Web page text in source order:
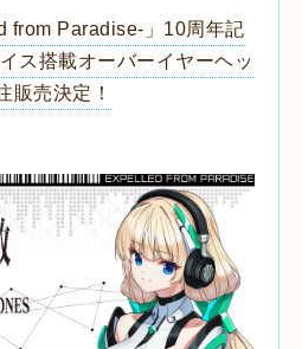
from Paradise-」10周年記
ス搭載オーバーイヤーヘッ
販売決定！